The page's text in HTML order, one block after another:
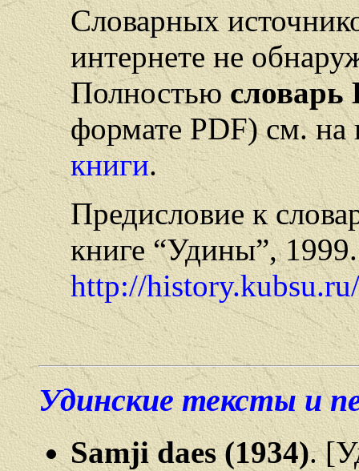
Словарных
интернете не
Полностьюсловарь
формате PDF) см.
книги.
Предисловие к
книге “Удины”, 1999.
http://
Удинские тексты и
Samji daes (1934).